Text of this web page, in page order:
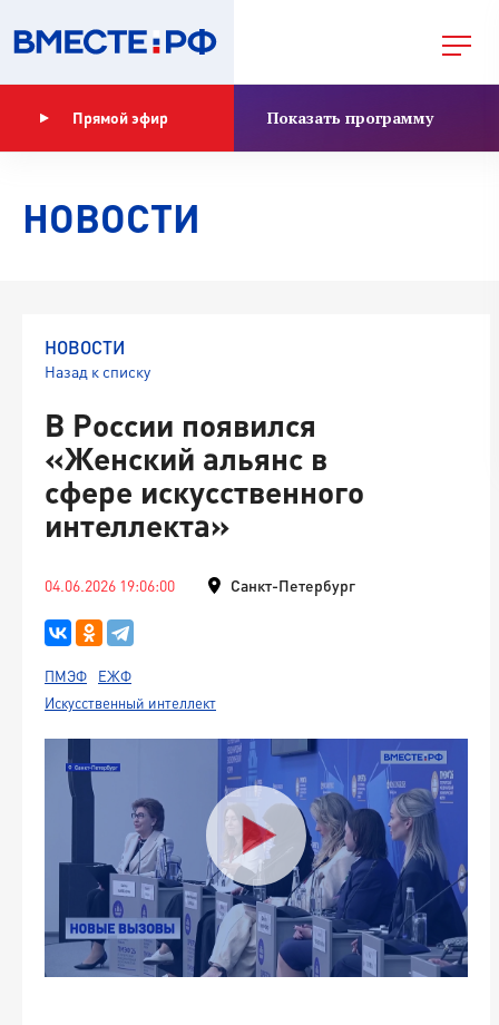
Прямой эфир Показать программу
НОВОСТИ
НОВОСТИ
Назад к списку
В России появился
«Женский альянс в
сфере искусственного
интеллекта»
04.06.2026 19:06:00 Санкт-Петербург
ПМЭФ
ЕЖФ
Искусственный интеллект